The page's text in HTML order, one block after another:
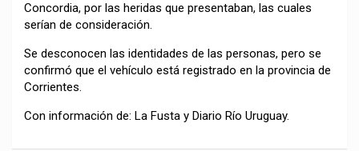
Concordia, por las heridas que presentaban, las cuales
serían de consideración.
Se desconocen las identidades de las personas, pero se
confirmó que el vehículo está registrado en la provincia de
Corrientes.
Con información de: La Fusta y Diario Río Uruguay.